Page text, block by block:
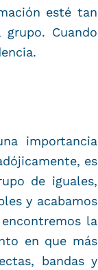
esté tan
Cuando
importancia
es
de iguales,
y acabamos
la
en que más
bandas y